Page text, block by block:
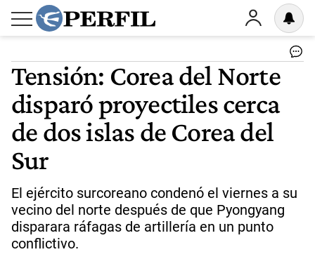
Tensión: Corea del Norte
disparó proyectiles cerca
de dos islas de Corea del
Sur
El ejército surcoreano condenó el viernes a su
vecino del norte después de que Pyongyang
disparara ráfagas de artillería en un punto
conflictivo.